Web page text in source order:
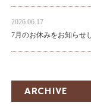
2026.06.17
7月のお休みをお知らせ
ARCHIVE